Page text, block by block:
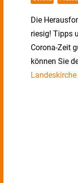
Die
riesig! Tipps
Corona-Zeit
können Sie